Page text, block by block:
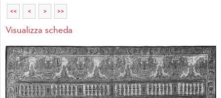
<< < > >>
Visualizza scheda